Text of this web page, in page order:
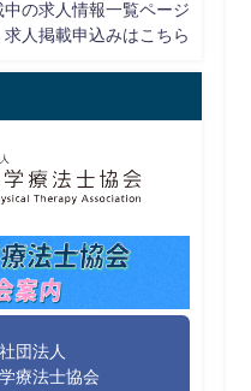
中の求人情報一覧ページ
求人掲載申込みはこちら
団法人
療法士協会